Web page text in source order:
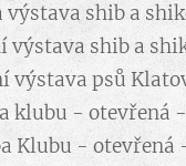
výstava shib a
výstava shib a
výstava psů
klubu - otevřená -
Klubu - otevřená -